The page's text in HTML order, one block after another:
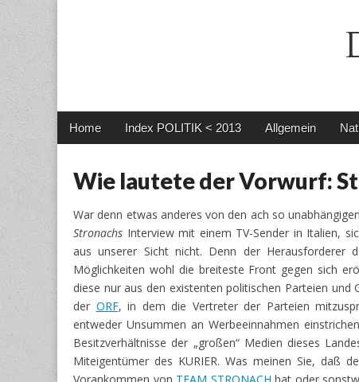
Main
Skip
Home Index POLITIK < 2013 Allgemein
Wie lautete der Vorwurf:
War denn etwas anderes von den ach so
Stronachs Interview mit einem TV-Sender in Italien,
aus unserer Sicht nicht. Denn der Herausforderer
Möglichkeiten wohl die breiteste Front gegen sich
diese nur aus den existenten politischen Parteien
der ORF, in dem die Vertreter der Parteien
entweder Unsummen an Werbeeinnahmen
Besitzverhältnisse der „großen“ Medien dieses
Miteigentümer des KURIER. Was meinen Sie, daß